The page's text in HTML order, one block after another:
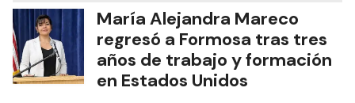
María Alejandra Mareco
regresó a Formosa tras tres
años de trabajo y formación
en Estados Unidos